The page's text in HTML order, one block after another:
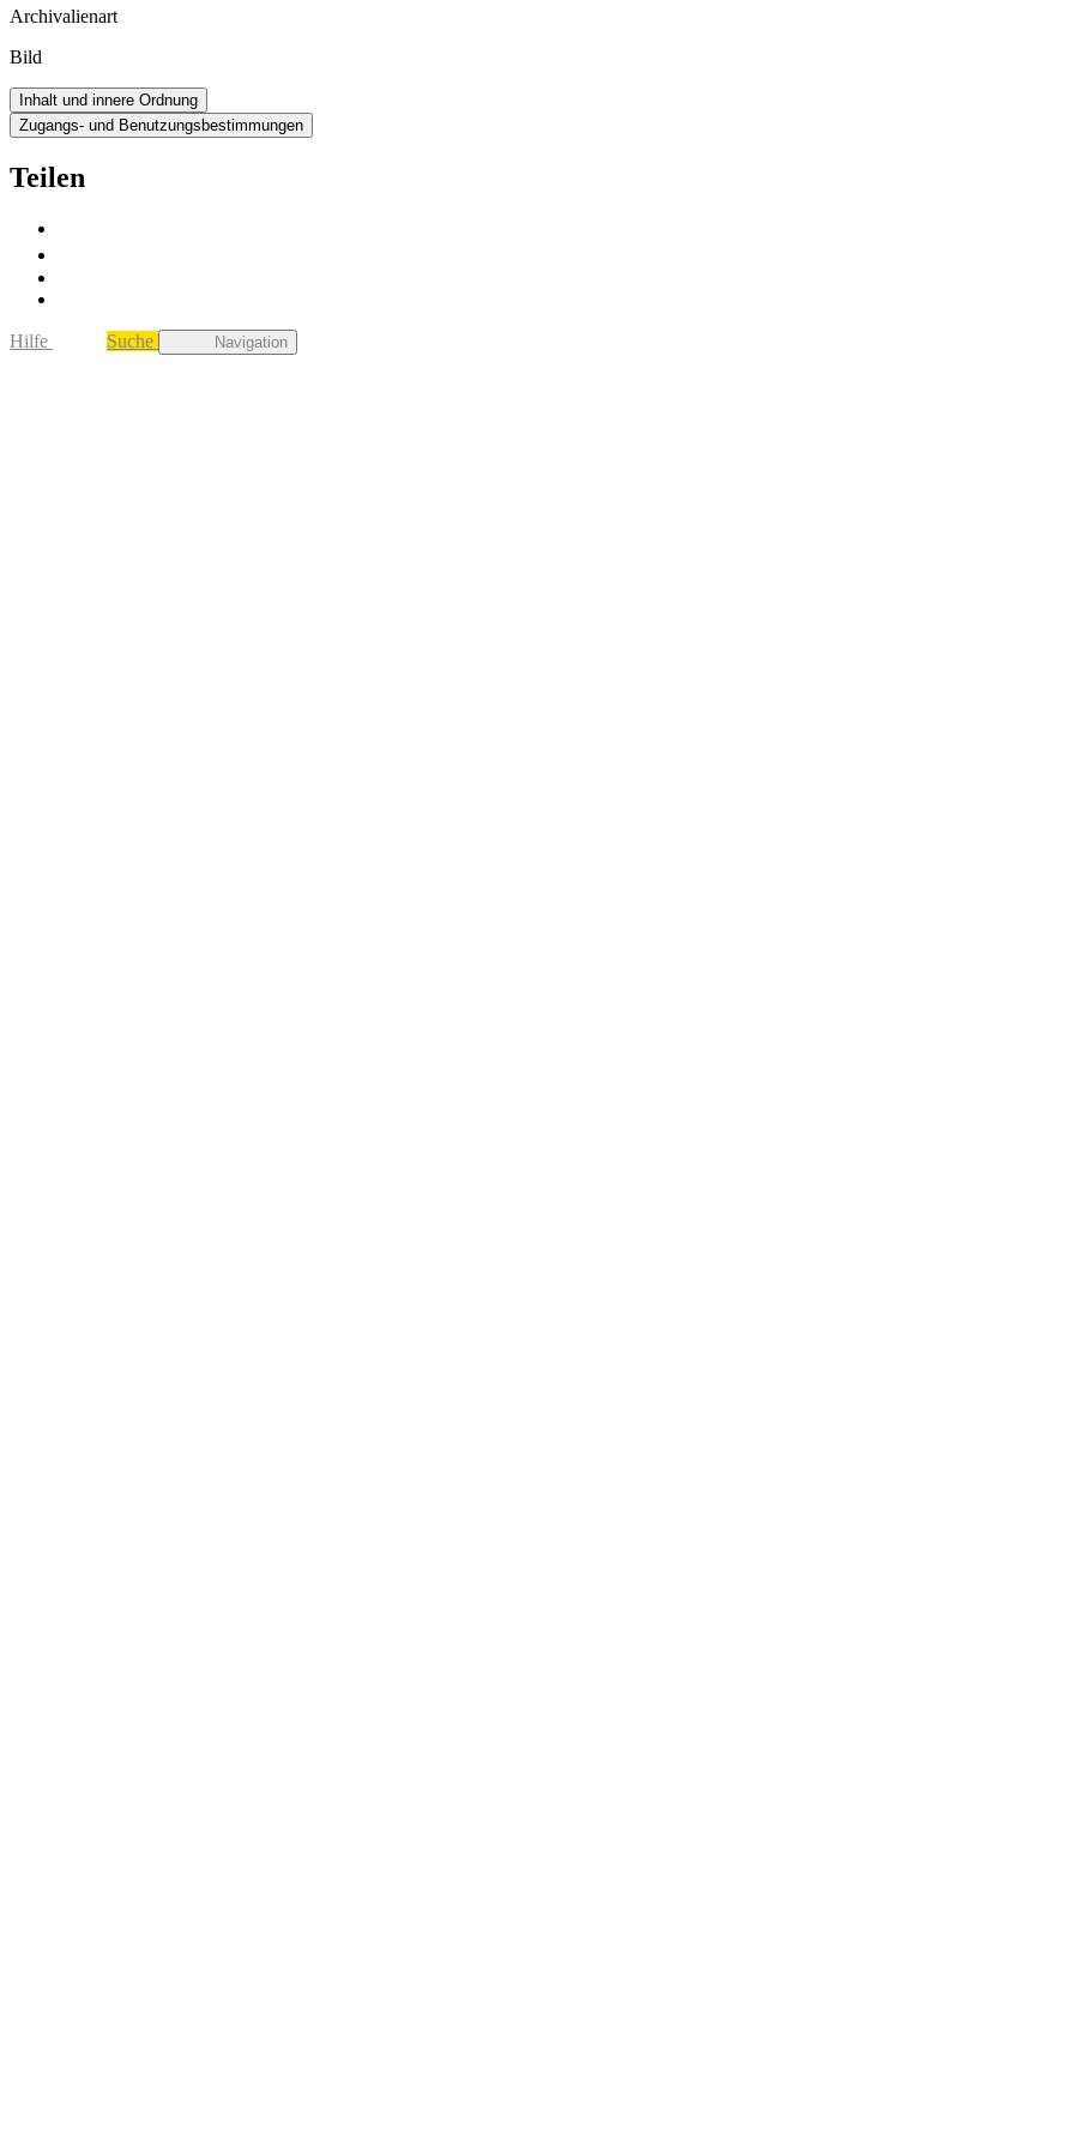
Archivalienart
Bild
Inhalt und innere Ordnung
Zugangs- und Benutzungsbestimmungen
Teilen
Hilfe Suche Navigation